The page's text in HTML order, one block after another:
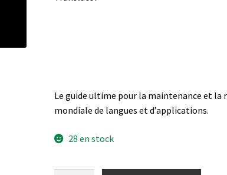
Le guide ultime pour la maintenance et
mondiale de langues et d’applications.
28 en stock